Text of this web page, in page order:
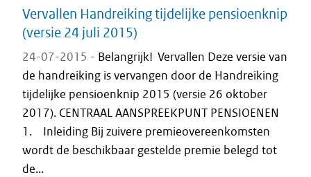
Vervallen Handreiking tijdelijke pensioenknip
(versie 24 juli 2015)
24-07-2015 - Belangrijk! Vervallen Deze versie van
de handreiking is vervangen door de Handreiking
tijdelijke pensioenknip 2015 (versie 26 oktober
2017). CENTRAAL AANSPREEKPUNT PENSIOENEN
1. Inleiding Bij zuivere premieovereenkomsten
wordt de beschikbaar gestelde premie belegd tot
de...